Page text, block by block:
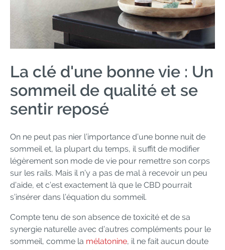
La clé d'une bonne vie : Un
sommeil de qualité et se
sentir reposé
On ne peut pas nier l’importance d’une bonne nuit de
sommeil et, la plupart du temps, il suffit de modifier
légèrement son mode de vie pour remettre son corps
sur les rails. Mais il n’y a pas de mal à recevoir un peu
d’aide, et c’est exactement là que le CBD pourrait
s’insérer dans l’équation du sommeil.
Compte tenu de son absence de toxicité et de sa
synergie naturelle avec d’autres compléments pour le
sommeil, comme la mélatonine, il ne fait aucun doute